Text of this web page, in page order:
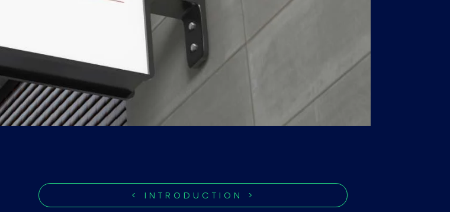
< INTRODUCTION >